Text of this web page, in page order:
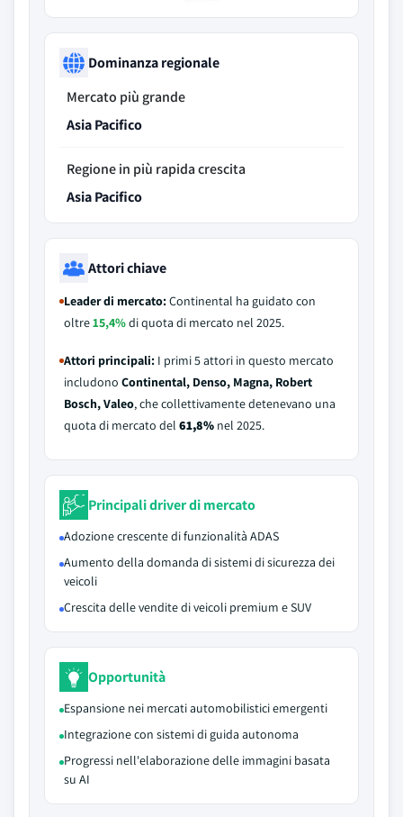
Dominanza regionale
Mercato più grande
Asia Pacifico
Regione in più rapida crescita
Asia Pacifico
Attori chiave
Leader di mercato:Continental ha guidato con
oltre15,4%di quota di mercato nel 2025.
Attori principali: I primi 5 attori in questo mercato
includono Continental, Denso, Magna, Robert
Bosch, Valeo, che collettivamente detenevano una
quota di mercato del 61,8% nel 2025.
Principali driver di mercato
Adozione crescente di funzionalità ADAS
Aumento della domanda di sistemi di sicurezza dei
veicoli
Crescita delle vendite di veicoli premium e SUV
Opportunità
Espansione nei mercati automobilistici emergenti
Integrazione con sistemi di guida autonoma
Progressi nell'elaborazione delle immagini basata
su AI